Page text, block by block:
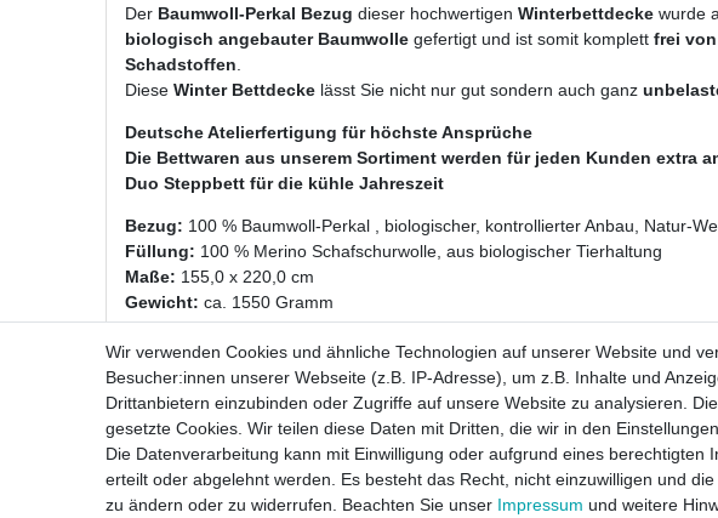
Der Baumwoll-Perkal Bezug dieser hochwertigen Winterbettdecke wurde
biologisch angebauter Baumwolle gefertigt und ist somit komplett frei
Schadstoffen
Diese Winter Bettdecke lässt Sie nicht nur gut sondern auch ganz
Deutsche Atelierfertigung für höchste Ansprüche
Die Bettwaren aus unserem Sortiment werden für jeden Kunden extra
Duo Steppbett für die kühle Jahreszeit
Bezug: 100 % Baumwoll-Perkal , biologischer, kontrollierter Anbau, Natur-
Füllung: 100 % Merino Schafschurwolle, aus biologischer Tierhaltung
Maße: 155,0 x 220,0 cm
Gewicht: ca. 1550 Gramm
waschbar: bis 30°C im Wollwaschgang, Waschanleitung liegt bei
Wir verwenden Cookies und ähnliche Technologien auf unserer Website und
Besucher:innen unserer Webseite (z.B. IP-Adresse), um z.B. Inhalte und
Drittanbietern einzubinden oder Zugriffe auf unsere Website zu analysieren.
gesetzte Cookies. Wir teilen diese Daten mit Dritten, die wir in den
Die Datenverarbeitung kann mit Einwilligung oder aufgrund eines berechtigten
erteilt oder abgelehnt werden. Es besteht das Recht, nicht einzuwilligen und
zu ändern oder zu widerrufen. Beachten Sie unser Impressum und weitere